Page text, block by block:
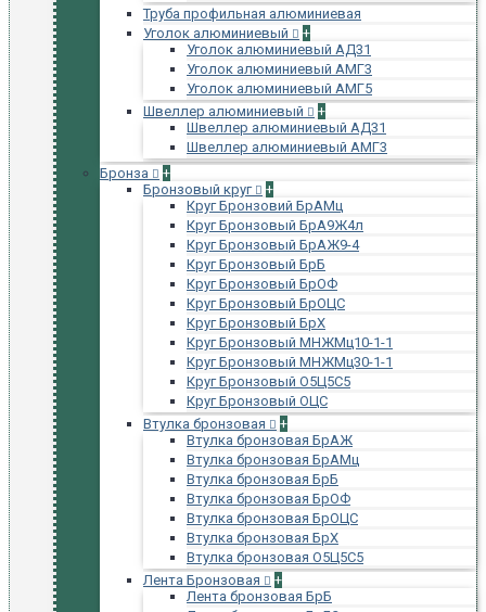
Труба профильная алюминиевая
Уголок алюминиевый
+
Уголок алюминиевый АД31
Уголок алюминиевый АМГ3
Уголок алюминиевый АМГ5
Швеллер алюминиевый
+
Швеллер алюминиевый АД31
Швеллер алюминиевый АМГ3
Бронза
+
Бронзовый круг
+
Круг Бронзовий БрАМц
Круг Бронзовый БрА9Ж4л
Круг Бронзовый БрАЖ9-4
Круг Бронзовый БрБ
Круг Бронзовый БрОФ
Круг Бронзовый БрОЦС
Круг Бронзовый БрХ
Круг Бронзовый МНЖМц10-1-1
Круг Бронзовый МНЖМц30-1-1
Круг Бронзовый О5Ц5С5
Круг Бронзовый ОЦС
Втулка бронзовая
+
Втулка бронзовая БрАЖ
Втулка бронзовая БрАМц
Втулка бронзовая БрБ
Втулка бронзовая БрОФ
Втулка бронзовая БрОЦС
Втулка бронзовая БрХ
Втулка бронзовая О5Ц5С5
Лента Бронзовая
+
Лента бронзовая БрБ